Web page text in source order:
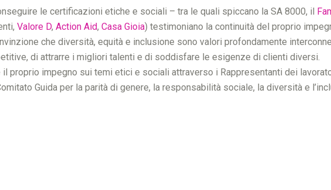
le certificazioni etiche e sociali – tra le quali spiccano la SA 8000, il
Valore D, Action Aid, Casa Gioia) testimoniano la continuità del proprio
che diversità, equità e inclusione sono valori profondamente
di attrarre i migliori talenti e di soddisfare le esigenze di clienti diversi.
proprio impegno sui temi etici e sociali attraverso i Rappresentanti dei
Guida per la parità di genere, la responsabilità sociale, la diversità e